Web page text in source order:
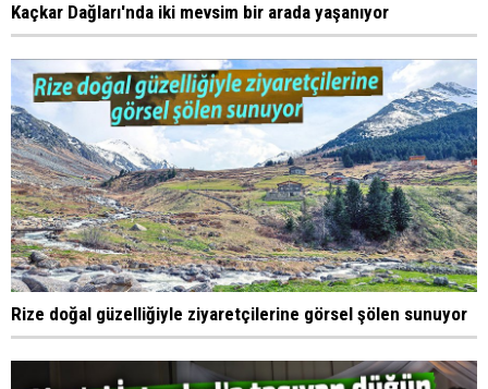
Kaçkar Dağları'nda iki mevsim bir arada yaşanıyor
Rize doğal güzelliğiyle ziyaretçilerine görsel şölen sunuyor